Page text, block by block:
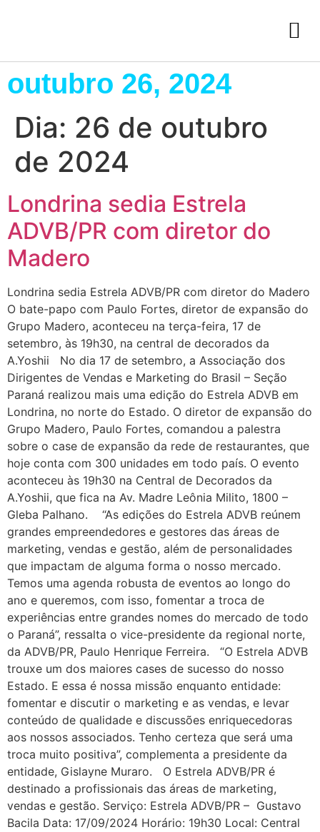
outubro 26, 2024
Dia: 26 de outubro
de 2024
Londrina sedia Estrela
ADVB/PR com diretor do
Madero
Londrina sedia Estrela ADVB/PR com diretor do Madero
O bate-papo com Paulo Fortes, diretor de expansão do
Grupo Madero, aconteceu na terça-feira, 17 de
setembro, às 19h30, na central de decorados da
A.Yoshii No dia 17 de setembro, a Associação dos
Dirigentes de Vendas e Marketing do Brasil – Seção
Paraná realizou mais uma edição do Estrela ADVB em
Londrina, no norte do Estado. O diretor de expansão do
Grupo Madero, Paulo Fortes, comandou a palestra
sobre o case de expansão da rede de restaurantes, que
hoje conta com 300 unidades em todo país. O evento
aconteceu às 19h30 na Central de Decorados da
A.Yoshii, que fica na Av. Madre Leônia Milito, 1800 –
Gleba Palhano. “As edições do Estrela ADVB reúnem
grandes empreendedores e gestores das áreas de
marketing, vendas e gestão, além de personalidades
que impactam de alguma forma o nosso mercado.
Temos uma agenda robusta de eventos ao longo do
ano e queremos, com isso, fomentar a troca de
experiências entre grandes nomes do mercado de todo
o Paraná”, ressalta o vice-presidente da regional norte,
da ADVB/PR, Paulo Henrique Ferreira. “O Estrela ADVB
trouxe um dos maiores cases de sucesso do nosso
Estado. E essa é nossa missão enquanto entidade:
fomentar e discutir o marketing e as vendas, e levar
conteúdo de qualidade e discussões enriquecedoras
aos nossos associados. Tenho certeza que será uma
troca muito positiva”, complementa a presidente da
entidade, Gislayne Muraro. O Estrela ADVB/PR é
destinado a profissionais das áreas de marketing,
vendas e gestão. Serviço: Estrela ADVB/PR – Gustavo
Bacila Data: 17/09/2024 Horário: 19h30 Local: Central